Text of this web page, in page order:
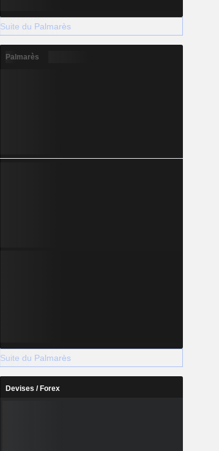
Suite du Palmarès
Palmarès
Suite du Palmarès
Devises / Forex